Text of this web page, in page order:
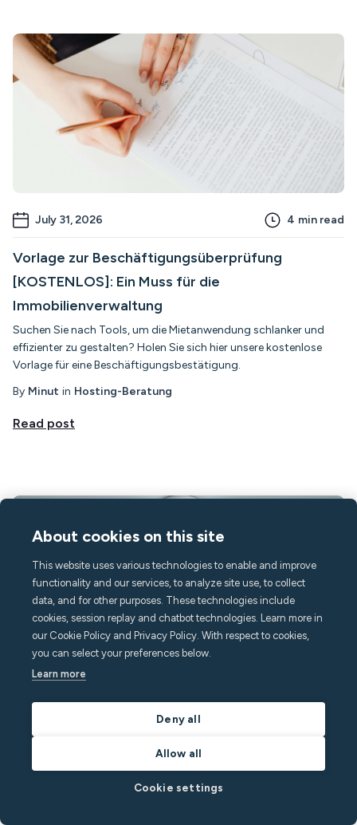
July 31, 2026 4 min read
Vorlage zur Beschäftigungsüberprüfung
[KOSTENLOS]: Ein Muss für die
Immobilienverwaltung
Suchen Sie nach Tools, um die Mietanwendung schlanker und
effizienter zu gestalten? Holen Sie sich hier unsere kostenlose
Vorlage für eine Beschäftigungsbestätigung.
By Minut in Hosting-Beratung
Read post
July 27, 2026
So erkennen Sie Zigarettenrauch in
Ferienwohnungen: Ein Leitfaden für
Immobilienverwalter
Want to protect the value of your vacation rental? Read our
About cookies on this site
This website uses various technologies to enable and improve
functionality and our services, to analyze site use, to collect
data, and for other purposes. These technologies include
cookies, session replay and chatbot technologies. Learn more in
our Cookie Policy and Privacy Policy. With respect to cookies,
you can select your preferences below.
Learn more
Deny all
Allow all
Cookie settings